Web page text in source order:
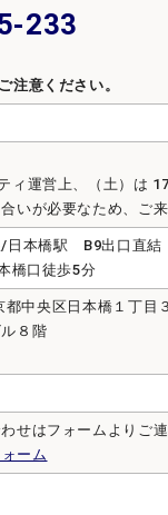
233
注意ください。
ィ運営上、（土）は
いが必要なため、ご
/日本橋駅 B9出口直結
橋口徒歩5分
中央区日本橋１丁目
８階
せはフォームよりご連
ーム